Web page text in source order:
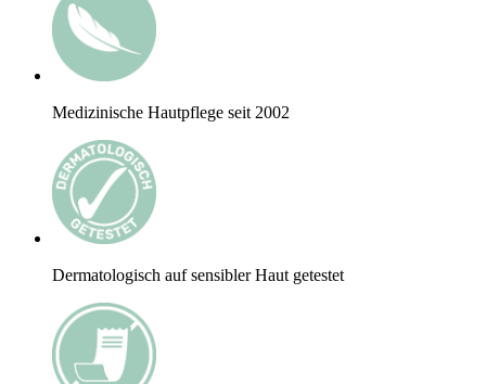
Medizinische Hautpflege seit 2002
Dermatologisch auf sensibler Haut getestet